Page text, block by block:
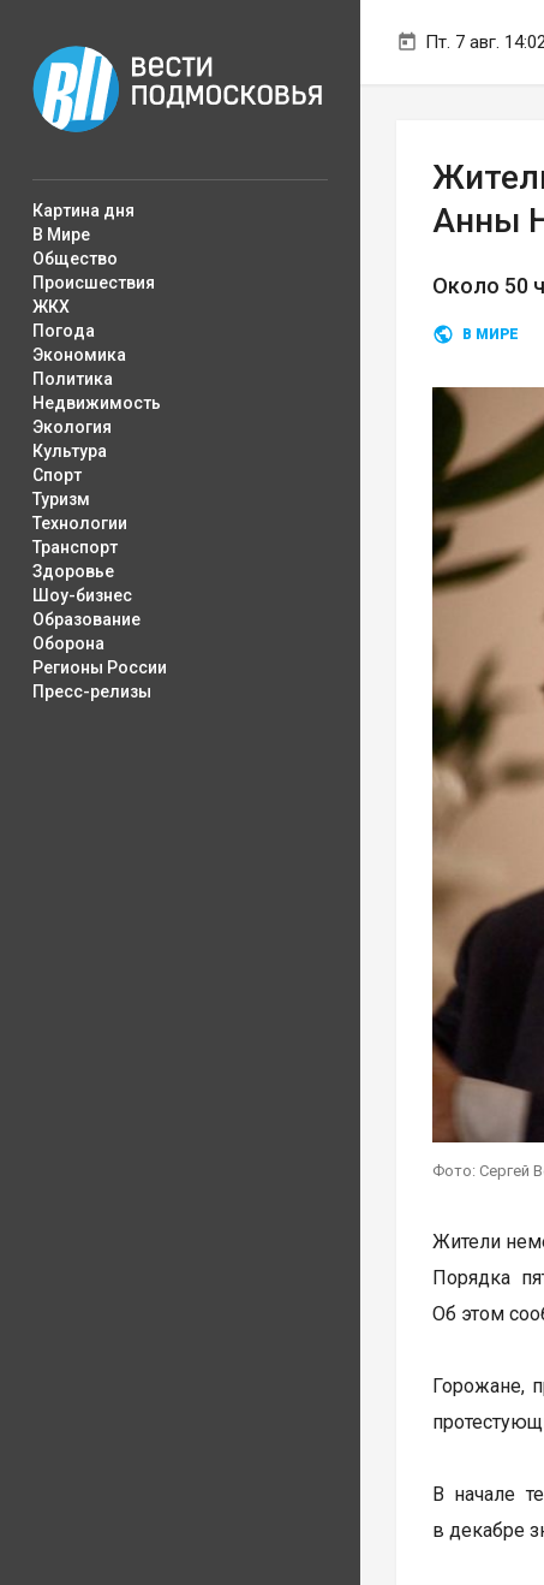
Пт. 7 авг.
Картина дня
В Мире
Общество
Происшествия
ЖКХ
Погода
Экономика
Политика
Недвижимость
Экология
Культура
Спорт
Туризм
Технологии
Транспорт
Здоровье
Шоу-бизнес
Образование
Оборона
Регионы России
Пресс-релизы
Анны
Около 50
В МИРЕ
Фото: Сергей
Жители
Порядка
Об этом
Горожане,
В начале
в декабре